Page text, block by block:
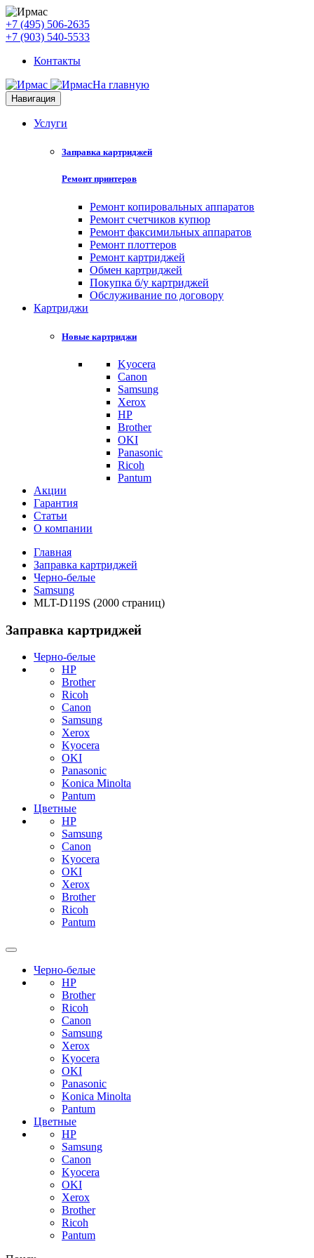
+7 (495) 506-2635
+7 (903) 540-5533
Контакты
На главную
Навигация
Услуги
Заправка картриджей
Ремонт принтеров
Ремонт копировальных аппаратов
Ремонт счетчиков купюр
Ремонт факсимильных аппаратов
Ремонт плоттеров
Ремонт картриджей
Обмен картриджей
Покупка б/у картриджей
Обслуживание по договору
Картриджи
Новые картриджи
Kyocera
Canon
Samsung
Xerox
HP
Brother
OKI
Panasonic
Ricoh
Pantum
Акции
Гарантия
Статьи
О компании
Главная
Заправка картриджей
Черно-белые
Samsung
MLT-D119S (2000 страниц)
Заправка картриджей
Черно-белые
HP
Brother
Ricoh
Canon
Samsung
Xerox
Kyocera
OKI
Panasonic
Konica Minolta
Pantum
Цветные
HP
Samsung
Canon
Kyocera
OKI
Xerox
Brother
Ricoh
Pantum
Черно-белые
HP
Brother
Ricoh
Canon
Samsung
Xerox
Kyocera
OKI
Panasonic
Konica Minolta
Pantum
Цветные
HP
Samsung
Canon
Kyocera
OKI
Xerox
Brother
Ricoh
Pantum